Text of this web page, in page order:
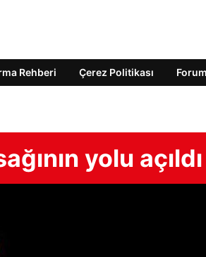
Rehberi Çerez Politikası Forum
yolu açıldı